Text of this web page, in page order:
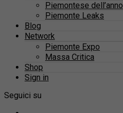
Piemontese dell’anno
Piemonte Leaks
Blog
Network
Piemonte Expo
Massa Critica
Shop
Sign in
Seguici su